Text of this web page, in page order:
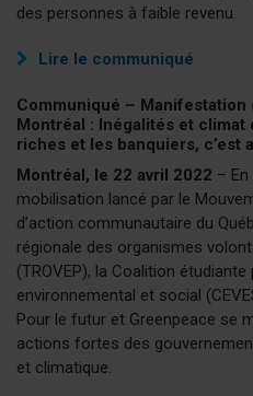
des personnes à faible revenu.
Lire le communiqué
Communiqué – Manifestation
Montréal : Inégalités et
riches et les banquiers, c’est
Montréal, le 22 avril 2022 – En
mobilisation lancé par le
d’action communautaire du
régionale des organismes
(TROVEP), la Coalition étudiante
environnemental et social
Pour le futur et Greenpeace se
actions fortes des
et climatique.